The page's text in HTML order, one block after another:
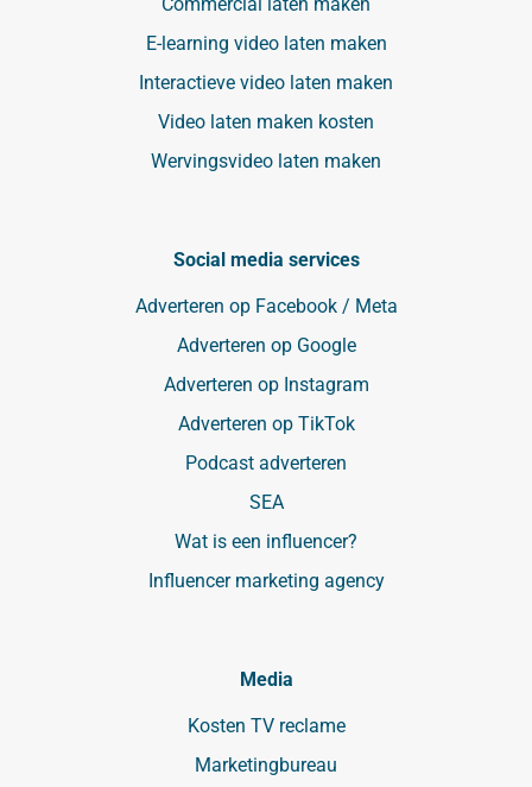
Commercial laten maken
E-learning video laten maken
Interactieve video laten maken
Video laten maken kosten
Wervingsvideo laten maken
Social media services
Adverteren op Facebook / Meta
Adverteren op Google
Adverteren op Instagram
Adverteren op TikTok
Podcast adverteren
SEA
Wat is een influencer?
Influencer marketing agency
Media
Kosten TV reclame
Marketingbureau